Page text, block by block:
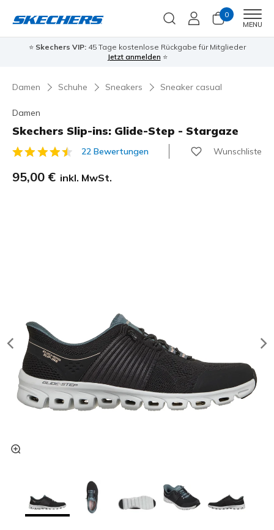
0
MENU
⭐ Skechers VIP:45 Tage kostenlose Rückgabe für Mitglieder
Jetzt anmelden ⭐
Damen Schuhe Sneakers Sneaker casual
Damen
Skechers Slip-ins: Glide-Step - Stargaze
5 von 5 Kundenbewertungen
22 Bewertungen Wunschliste
95,00 € inkl. MwSt.